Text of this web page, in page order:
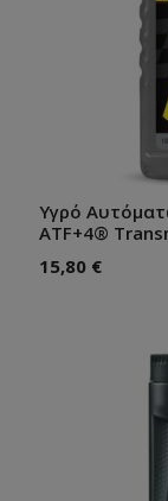
Υγρό
ATF+4®
15,80 €